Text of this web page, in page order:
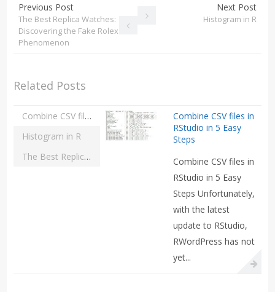
Previous Post
The Best Replica Watches:
Discovering the Fake Rolex
Phenomenon
Next Post
Histogram in R
Related Posts
Combine CSV files in RStudio in 5 Easy Steps
Histogram in R
The Best Replica Watches: Discovering the Fake Rolex Phenomenon
Combine CSV files in
RStudio in 5 Easy
Steps
Combine CSV files in
RStudio in 5 Easy
Steps Unfortunately,
with the latest
update to RStudio,
RWordPress has not
yet...